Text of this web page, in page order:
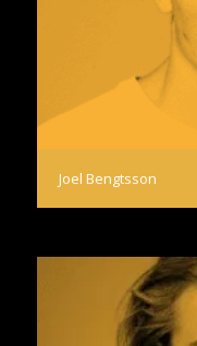
Joel Bengtsson